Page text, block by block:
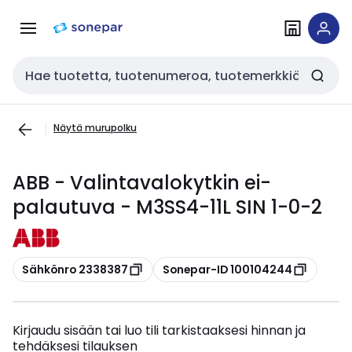
navigointiinsisältöön
Haku
Näytä murupolku
ABB - Valintavalokytkin ei-
palautuva - M3SS4-11L SIN 1-0-2
Kopioi
Sähkönro 2338387 Kopioi
Sonepar-ID 100104244
Kirjaudu sisään tai luo tili tarkistaaksesi hinnan ja
tehdäksesi tilauksen